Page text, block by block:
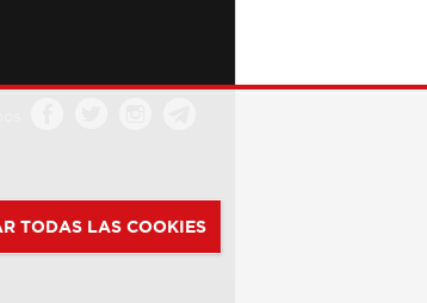
TODAS LAS COOKIES